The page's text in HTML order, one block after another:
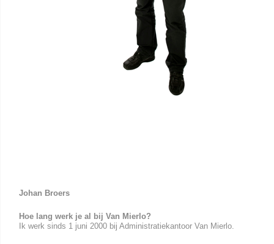
Johan Broers
Hoe lang werk je al bij Van Mierlo?
Ik werk sinds 1 juni 2000 bij Administratiekantoor Van Mierlo.